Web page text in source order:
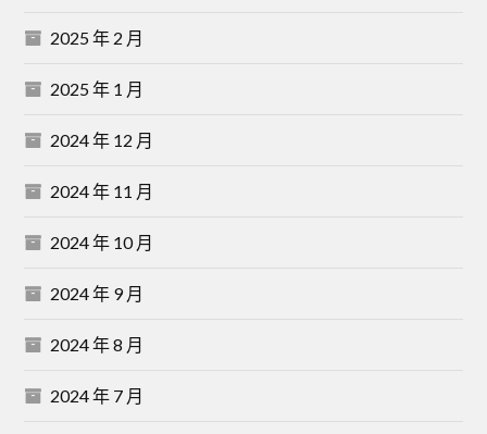
2025 年 2 月
2025 年 1 月
2024 年 12 月
2024 年 11 月
2024 年 10 月
2024 年 9 月
2024 年 8 月
2024 年 7 月